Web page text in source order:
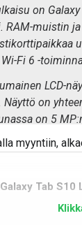
on
RAM-muistin
Fi 6 -
LCD-
on
on 5
myytävä
myyntiin,
Tab